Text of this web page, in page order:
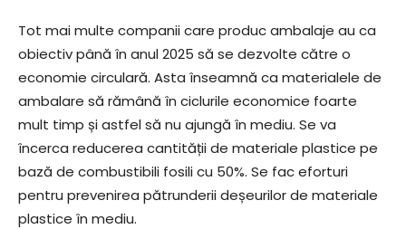
Tot mai multe companii care produc ambalaje au ca
obiectiv până în anul 2025 să se dezvolte către o
economie circulară. Asta înseamnă ca materialele de
ambalare să rămână în ciclurile economice foarte
mult timp și astfel să nu ajungă în mediu. Se va
încerca reducerea cantității de materiale plastice pe
bază de combustibili fosili cu 50%. Se fac eforturi
pentru prevenirea pătrunderii deșeurilor de materiale
plastice în mediu.